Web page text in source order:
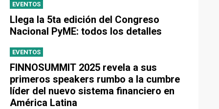
EVENTOS
Llega la 5ta edición del Congreso
Nacional PyME: todos los detalles
EVENTOS
FINNOSUMMIT 2025 revela a sus
primeros speakers rumbo a la cumbre
líder del nuevo sistema financiero en
América Latina